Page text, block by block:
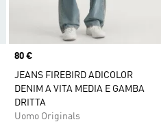
Price
80 €
JEANS FIREBIRD ADICOLOR
DENIM A VITA MEDIA E GAMBA
DRITTA
Uomo Originals